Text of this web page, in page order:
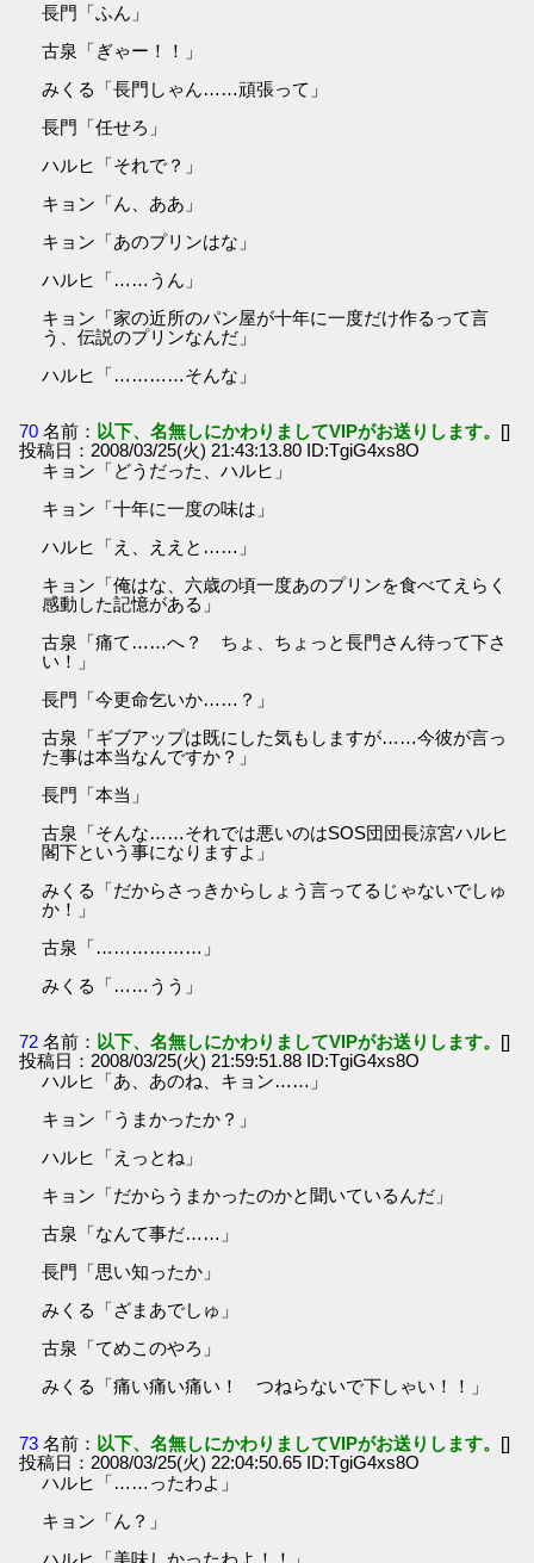
長門「ふん」
古泉「ぎゃー！！」
みくる「長門しゃん……頑張って」
長門「任せろ」
ハルヒ「それで？」
キョン「ん、ああ」
キョン「あのプリンはな」
ハルヒ「……うん」
キョン「家の近所のパン屋が十年に一度だけ作るって言
う、伝説のプリンなんだ」
ハルヒ「…………そんな」
70 名前： 以下、名無しにかわりましてVIPがお送りします。 []
投稿日：2008/03/25(火) 21:43:13.80 ID:TgiG4xs8O
キョン「どうだった、ハルヒ」
キョン「十年に一度の味は」
ハルヒ「え、ええと……」
キョン「俺はな、六歳の頃一度あのプリンを食べてえらく
感動した記憶がある」
古泉「痛て……へ？ ちょ、ちょっと長門さん待って下さ
い！」
長門「今更命乞いか……？」
古泉「ギブアップは既にした気もしますが……今彼が言っ
た事は本当なんですか？」
長門「本当」
古泉「そんな……それでは悪いのはSOS団団長涼宮ハルヒ
閣下という事になりますよ」
みくる「だからさっきからしょう言ってるじゃないでしゅ
か！」
古泉「………………」
みくる「……うう」
72 名前： 以下、名無しにかわりましてVIPがお送りします。 []
投稿日：2008/03/25(火) 21:59:51.88 ID:TgiG4xs8O
ハルヒ「あ、あのね、キョン……」
キョン「うまかったか？」
ハルヒ「えっとね」
キョン「だからうまかったのかと聞いているんだ」
古泉「なんて事だ……」
長門「思い知ったか」
みくる「ざまあでしゅ」
古泉「てめこのやろ」
みくる「痛い痛い痛い！ つねらないで下しゃい！！」
73 名前： 以下、名無しにかわりましてVIPがお送りします。 []
投稿日：2008/03/25(火) 22:04:50.65 ID:TgiG4xs8O
ハルヒ「……ったわよ」
キョン「ん？」
ハルヒ「美味しかったわよ！！」